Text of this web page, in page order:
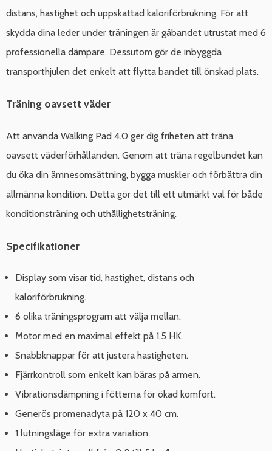
distans, hastighet och uppskattad kaloriförbrukning. För att
skydda dina leder under träningen är gåbandet utrustat med 6
professionella dämpare. Dessutom gör de inbyggda
transporthjulen det enkelt att flytta bandet till önskad plats.
Träning oavsett väder
Att använda Walking Pad 4.0 ger dig friheten att träna
oavsett väderförhållanden. Genom att träna regelbundet kan
du öka din ämnesomsättning, bygga muskler och förbättra din
allmänna kondition. Detta gör det till ett utmärkt val för både
konditionsträning och uthållighetsträning.
Specifikationer
Display som visar tid, hastighet, distans och
kaloriförbrukning.
6 olika träningsprogram att välja mellan.
Motor med en maximal effekt på 1,5 HK.
Snabbknappar för att justera hastigheten.
Fjärrkontroll som enkelt kan bäras på armen.
Vibrationsdämpning i fötterna för ökad komfort.
Generös promenadyta på 120 x 40 cm.
1 lutningsläge för extra variation.